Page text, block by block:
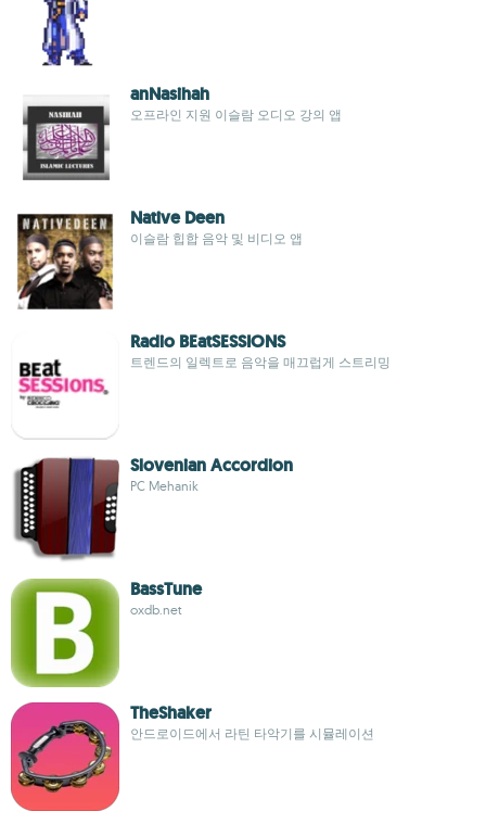
anNasihah
오프라인 지원 이슬람 오디오 강의 앱
Native Deen
이슬람 힙합 음악 및 비디오 앱
Radio BEatSESSIONS
트렌드의 일렉트로 음악을 매끄럽게 스트리밍
Slovenian Accordion
PC Mehanik
BassTune
oxdb.net
TheShaker
안드로이드에서 라틴 타악기를 시뮬레이션